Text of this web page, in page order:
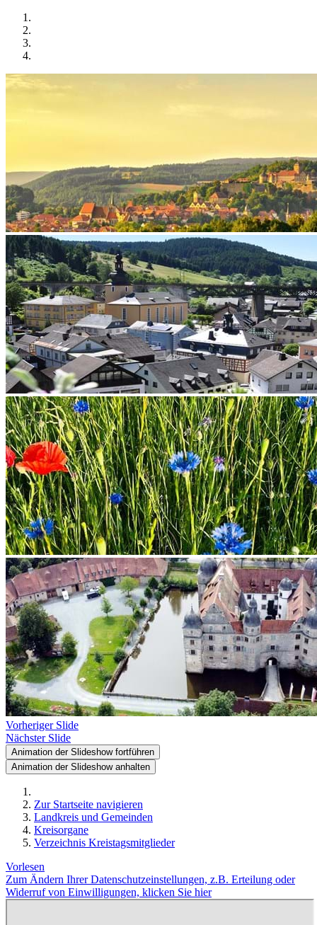
Vorheriger Slide
Nächster Slide
Animation der Slideshow fortführen
Animation der Slideshow anhalten
Zur Startseite navigieren
Landkreis und Gemeinden
Kreisorgane
Verzeichnis Kreistagsmitglieder
Vorlesen
Zum Ändern Ihrer Datenschutzeinstellungen, z.B. Erteilung oder
Widerruf von Einwilligungen, klicken Sie hier